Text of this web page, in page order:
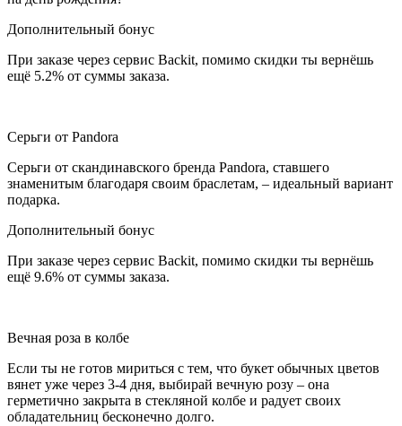
Дополнительный бонус
При заказе через сервис Backit, помимо скидки ты вернёшь
ещё 5.2% от суммы заказа.
Серьги от Pandora
Серьги от скандинавского бренда Pandora, ставшего
знаменитым благодаря своим браслетам, – идеальный вариант
подарка.
Дополнительный бонус
При заказе через сервис Backit, помимо скидки ты вернёшь
ещё 9.6% от суммы заказа.
Вечная роза в колбе
Если ты не готов мириться с тем, что букет обычных цветов
вянет уже через 3-4 дня, выбирай вечную розу – она
герметично закрыта в стекляной колбе и радует своих
обладательниц бесконечно долго.